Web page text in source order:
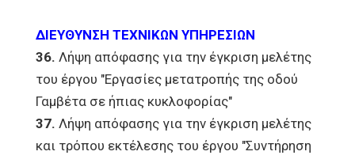
ΔΙΕΥΘΥΝΣΗ ΤΕΧΝΙΚΩΝ ΥΠΗΡΕΣΙΩΝ
36. Λήψη απόφασης για την έγκριση μελέτης
του έργου "Εργασίες μετατροπής της οδού
Γαμβέτα σε ήπιας κυκλοφορίας"
37. Λήψη απόφασης για την έγκριση μελέτης
και τρόπου εκτέλεσης του έργου "Συντήρηση